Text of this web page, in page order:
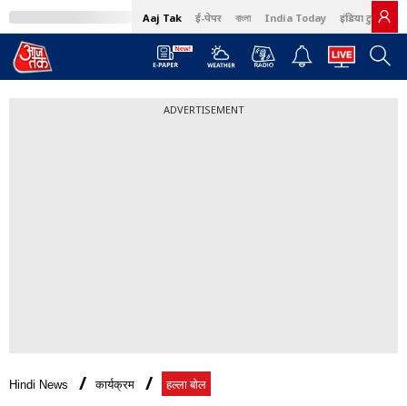
Aaj Tak ई-पेपर বাংলা India Today इंडिया टुडे हिंदी
ADVERTISEMENT
Hindi News कार्यक्रम हल्‍ला बोल